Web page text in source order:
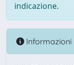
indicazione.
Informazioni